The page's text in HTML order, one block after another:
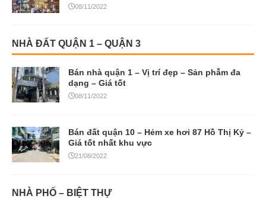
08/11/2022
NHÀ ĐẤT QUẬN 1 – QUẬN 3
Bán nhà quận 1 – Vị trí đẹp – Sản phẫm đa
dạng – Giá tốt
08/11/2022
Bán đất quận 10 – Hẻm xe hơi 87 Hồ Thị Kỷ –
Giá tốt nhất khu vực
21/08/2022
NHÀ PHỐ – BIỆT THỰ